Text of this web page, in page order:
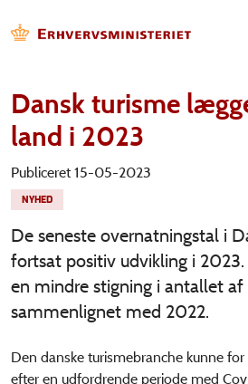
Dansk turisme
land i 2023
Publiceret 15-05-2023
NYHED
De seneste overnatningstal i
fortsat positiv udvikling i 2023.
en mindre stigning i antallet af
sammenlignet med 2022.
Den danske turismebranche kunne
efter en udfordrende periode med